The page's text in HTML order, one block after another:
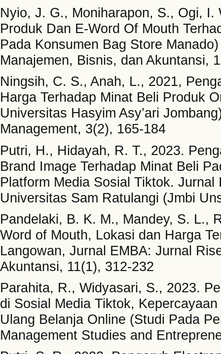
Nyio, J. G., Moniharapon, S., Ogi,
Produk Dan E-Word Of Mouth
Pada Konsumen Bag Store
Manajemen, Bisnis, dan Akuntansi,
Ningsih, C. S., Anah, L., 2021,
Harga Terhadap Minat Beli Produk
Universitas Hasyim Asy’ari
Management, 3(2), 165-184
Putri, H., Hidayah, R. T., 2023.
Brand Image Terhadap Minat Beli
Platform Media Sosial Tiktok.
Universitas Sam Ratulangi (Jmbi
Pandelaki, B. K. M., Mandey, S. L.,
Word of Mouth, Lokasi dan Harga
Langowan, Jurnal EMBA: Jurnal
Akuntansi, 11(1), 312-232
Parahita, R., Widyasari, S., 2023.
di Sosial Media Tiktok,
Ulang Belanja Online (Studi Pada
Management Studies and